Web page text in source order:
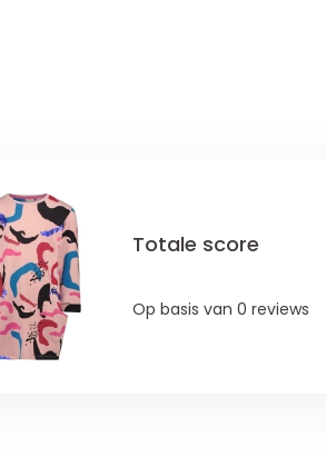
Totale score
Op basis van 0 reviews